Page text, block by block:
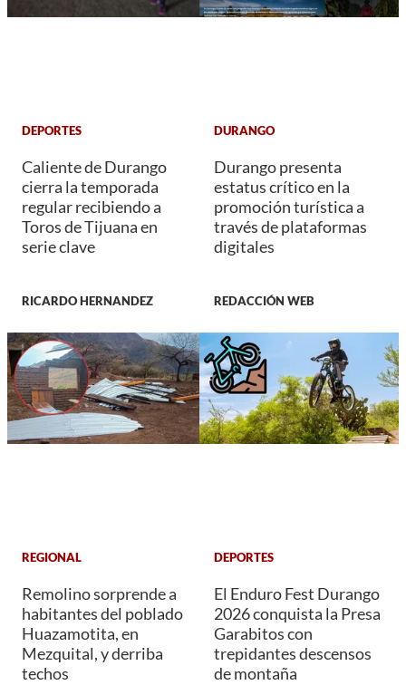
DEPORTES
Caliente de Durango
cierra la temporada
regular recibiendo a
Toros de Tijuana en
serie clave
RICARDO HERNANDEZ
DURANGO
Durango presenta
estatus crítico en la
promoción turística a
través de plataformas
digitales
REDACCIÓN WEB
REGIONAL
Remolino sorprende a
habitantes del poblado
Huazamotita, en
Mezquital, y derriba
techos
DEPORTES
El Enduro Fest Durango
2026 conquista la Presa
Garabitos con
trepidantes descensos
de montaña